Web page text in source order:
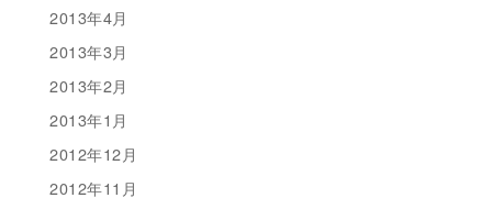
2013年4月
2013年3月
2013年2月
2013年1月
2012年12月
2012年11月